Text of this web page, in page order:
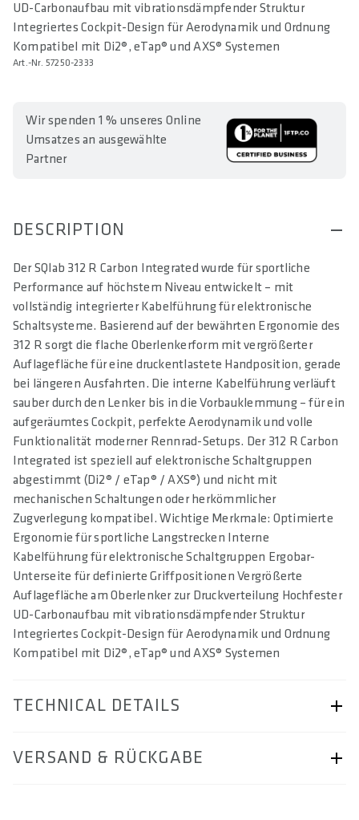
UD-Carbonaufbau mit vibrationsdämpfender Struktur
Integriertes Cockpit-Design für Aerodynamik und Ordnung
Kompatibel mit Di2®, eTap® und AXS® Systemen
Art.-Nr. 57250-2333
Wir spenden 1 % unseres Online
Umsatzes an ausgewählte
Partner
DESCRIPTION
Der SQlab 312 R Carbon Integrated wurde für sportliche
Performance auf höchstem Niveau entwickelt – mit
vollständig integrierter Kabelführung für elektronische
Schaltsysteme. Basierend auf der bewährten Ergonomie des
312 R sorgt die flache Oberlenkerform mit vergrößerter
Auflagefläche für eine druckentlastete Handposition, gerade
bei längeren Ausfahrten. Die interne Kabelführung verläuft
sauber durch den Lenker bis in die Vorbauklemmung – für ein
aufgeräumtes Cockpit, perfekte Aerodynamik und volle
Funktionalität moderner Rennrad-Setups. Der 312 R Carbon
Integrated ist speziell auf elektronische Schaltgruppen
abgestimmt (Di2® / eTap® / AXS®) und nicht mit
mechanischen Schaltungen oder herkömmlicher
Zugverlegung kompatibel. Wichtige Merkmale: Optimierte
Ergonomie für sportliche Langstrecken Interne
Kabelführung für elektronische Schaltgruppen Ergobar-
Unterseite für definierte Griffpositionen Vergrößerte
Auflagefläche am Oberlenker zur Druckverteilung Hochfester
UD-Carbonaufbau mit vibrationsdämpfender Struktur
Integriertes Cockpit-Design für Aerodynamik und Ordnung
Kompatibel mit Di2®, eTap® und AXS® Systemen
TECHNICAL DETAILS
ARTIKELNUMMER
VERSAND & RÜCKGABE